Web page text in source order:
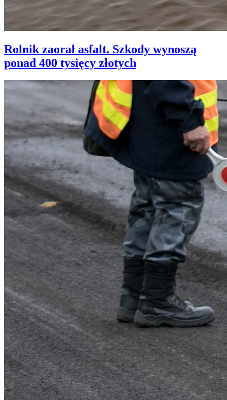
Rolnik zaorał asfalt. Szkody wynoszą
ponad 400 tysięcy złotych